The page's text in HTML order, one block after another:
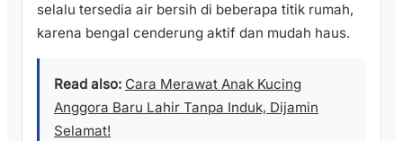
selalu tersedia air bersih di beberapa titik rumah,
karena bengal cenderung aktif dan mudah haus.
Read also: Cara Merawat Anak Kucing
Anggora Baru Lahir Tanpa Induk, Dijamin
Selamat!